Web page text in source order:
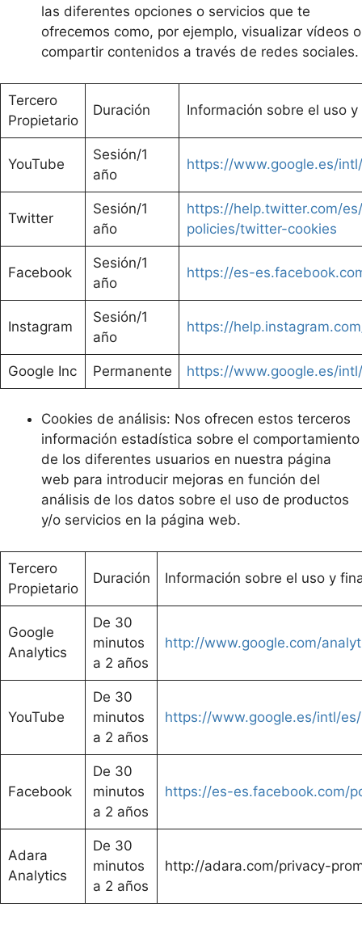
las diferentes opciones o servicios que te
ofrecemos como, por ejemplo, visualizar vídeos o
compartir contenidos a través de redes sociales.
Tercero
Propietario
Duración Información sobre el uso
YouTube
Sesión/1
año
https://www.google.es/
Twitter
Sesión/1
año
https://help.twitter.com/
policies/twitter-cookies
Facebook
Sesión/1
año
https://es-
Instagram
Sesión/1
año
https://
Google Inc Permanente https://www.google.es/
Cookies de análisis: Nos ofrecen estos terceros
información estadística sobre el comportamiento
de los diferentes usuarios en nuestra página
web para introducir mejoras en función del
análisis de los datos sobre el uso de productos
y/o servicios en la página web.
Tercero
Propietario
Duración Información sobre el uso y
Google
Analytics
De 30
minutos
a 2 años
http://www.google.com/
YouTube
De 30
minutos
a 2 años
https://www.google.es/intl/
Facebook
De 30
minutos
a 2 años
https://es-es.facebook.com/
Adara
Analytics
De 30
minutos
a 2 años
http://adara.com/privacy-